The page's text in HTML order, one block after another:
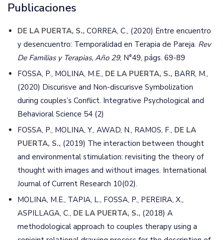
Publicaciones
DE LA PUERTA, S., CORREA, C., (2020) Entre encuentro
y desencuentro: Temporalidad en Terapia de Pareja. Rev
De Familias y Terapias, Año 29, N°49, págs. 69-89
FOSSA, P., MOLINA, M.E., DE LA PUERTA, S., BARR, M.,
(2020) Discurisve and Non-discurisve Symbolization
during couples’s Conflict. Integrative Psychological and
Behavioral Science 54 (2)
FOSSA, P., MOLINA, Y., AWAD, N., RAMOS, F., DE LA
PUERTA, S., (2019) The interaction between thought
and environmental stimulation: revisiting the theory of
thought with images and without images. International
Journal of Current Research 10(02).
MOLINA, M.E., TAPIA, L., FOSSA, P., PEREIRA, X.,
ASPILLAGA, C., DE LA PUERTA, S., (2018) A
methodological approach to couples therapy using a